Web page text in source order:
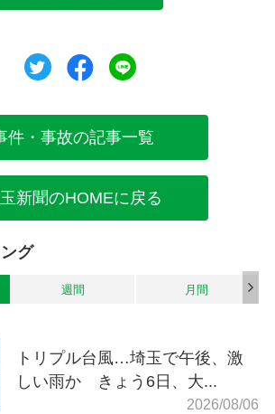
ツイートシェア
件・事故の記事一覧
新聞のHOMEに戻る
グ
週間 月間
トリプル台風…埼玉で午後、激
しい雨か きょう6日、大...
2026/08/06